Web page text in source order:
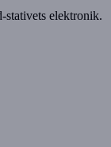
elektronik.